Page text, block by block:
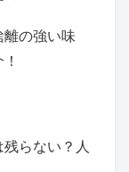
離の強い味
らない？人